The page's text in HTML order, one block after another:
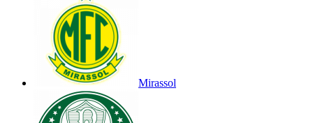
Mirassol